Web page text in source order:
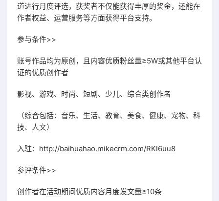
道进行月度评选，获奖者不仅能获得丰厚的奖金，还能在
作者权益、运营服务等方面获得平台支持。
参与条件>>
账号作品均为原创，且内容优质粉丝量≥5W或其他平台认
证的优质创作者
影视、游戏、时尚、短剧、少儿、综合类创作者
（综合包括：音乐、生活、教育、美食、健康、宠物、科
技、人文）
入驻： http://baihuahao.mikecrm.com/RKl6uu8
参评条件>>
创作者在活动期间优质内容月度发文量≥10条